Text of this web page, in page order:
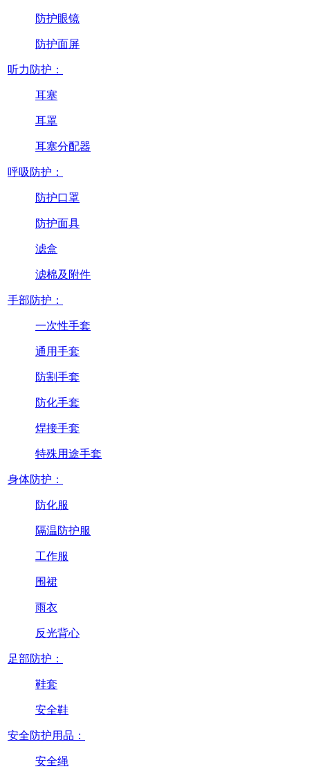
防护眼镜
防护面屏
听力防护：
耳塞
耳罩
耳塞分配器
呼吸防护：
防护口罩
防护面具
滤盒
滤棉及附件
手部防护：
一次性手套
通用手套
防割手套
防化手套
焊接手套
特殊用途手套
身体防护：
防化服
隔温防护服
工作服
围裙
雨衣
反光背心
足部防护：
鞋套
安全鞋
安全防护用品：
安全绳